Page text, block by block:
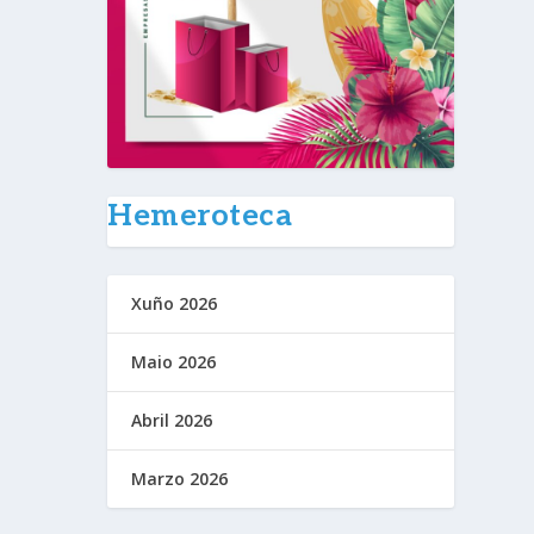
Hemeroteca
Xuño 2026
Maio 2026
Abril 2026
Marzo 2026